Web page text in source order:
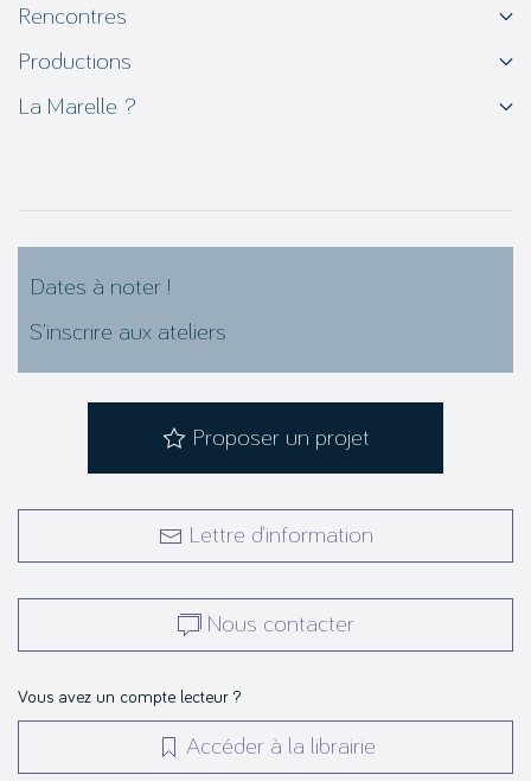
Rencontres
Productions
La Marelle ?
Dates à noter !
S’inscrire aux ateliers
Proposer un projet
Lettre d’information
Nous contacter
Vous avez un compte lecteur ?
Accéder à la librairie